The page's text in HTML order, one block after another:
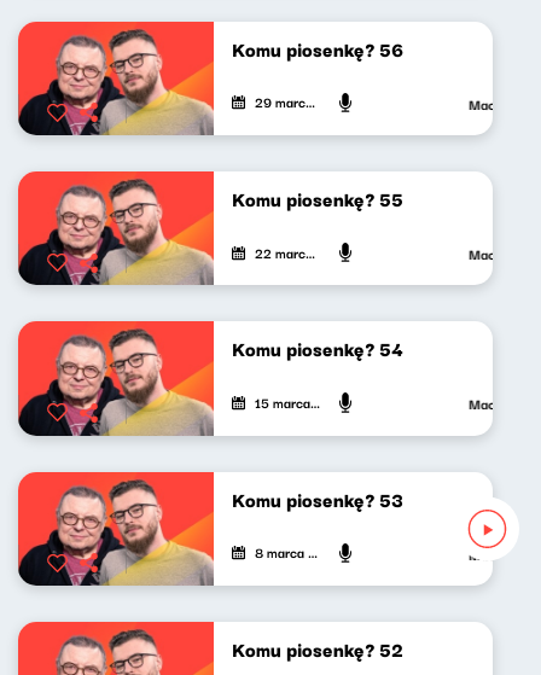
Komu piosenkę? 56
29 marca 2024 Maciej
Komu piosenkę? 55
22 marca 2024 Maciej
Komu piosenkę? 54
15 marca 2024 Maciej
Komu piosenkę? 53
8 marca 2024 Maciej
Komu piosenkę? 52